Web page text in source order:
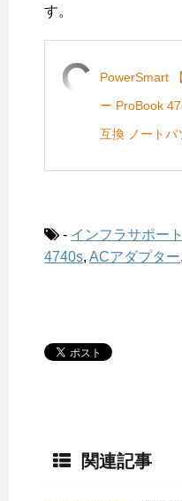
す。
PowerSmart
ー ProBook
互換 ノートパ
- インフラサポート
4740s, ACアダプター,
関連記事